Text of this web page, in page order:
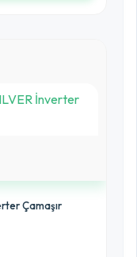
Çamaşır